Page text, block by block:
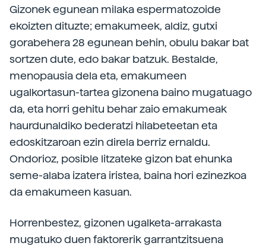
Gizonek egunean milaka espermatozoide
ekoizten dituzte; emakumeek, aldiz, gutxi
gorabehera 28 egunean behin, obulu bakar bat
sortzen dute, edo bakar batzuk. Bestalde,
menopausia dela eta, emakumeen
ugalkortasun-tartea gizonena baino mugatuago
da, eta horri gehitu behar zaio emakumeak
haurdunaldiko bederatzi hilabeteetan eta
edoskitzaroan ezin direla berriz ernaldu.
Ondorioz, posible litzateke gizon bat ehunka
seme-alaba izatera iristea, baina hori ezinezkoa
da emakumeen kasuan.
Horrenbestez, gizonen ugalketa-arrakasta
mugatuko duen faktorerik garrantzitsuena